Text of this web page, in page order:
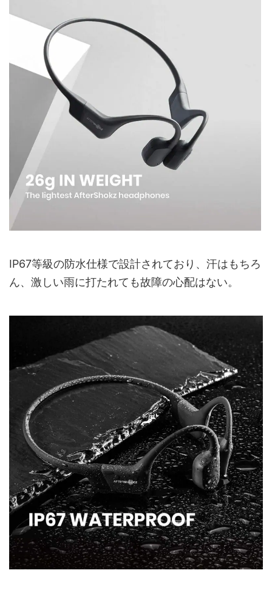
IP67等級の防水仕様で設計されており、汗はもちろ
ん、激しい雨に打たれても故障の心配はない。